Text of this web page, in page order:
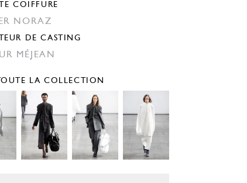
COIFFURE
NORAZ
DE CASTING
MÉJEAN
LA COLLECTION